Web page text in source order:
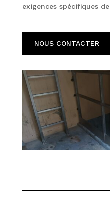
exigences spécifiques
NOUS CONTACTER